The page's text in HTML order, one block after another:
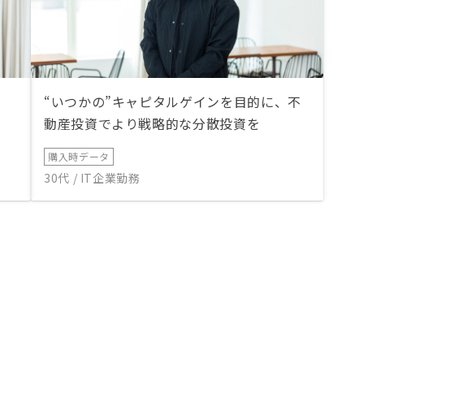
“いつかの”キャピタルゲインを目的に、不
動産投資でより戦略的な分散投資を
購入時データ
30代 / IT企業勤務